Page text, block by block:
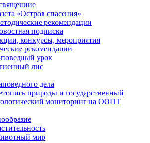
«Остров спасения»
рекомендации
подписка
конкурсы, мероприятия
рекомендации
урок
лис
дела
природы и государственный
мониторинг на ООПТ
мир